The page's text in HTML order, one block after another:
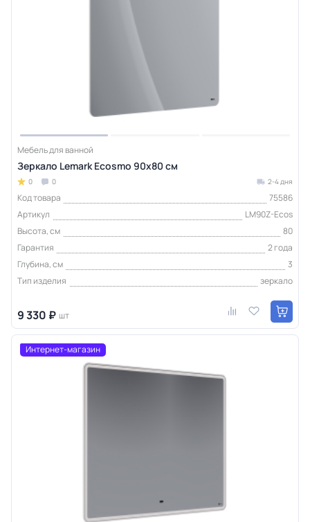
Мебель для ванной
Зеркало Lemark Ecosmo 90х80 см
0 0 2-4 дня
Код товара
75586
Артикул
LM90Z-Ecos
Высота, см
80
Гарантия
2 года
Глубина, см
3
Тип изделия
зеркало
9 330 ₽ шт
Интернет-магазин